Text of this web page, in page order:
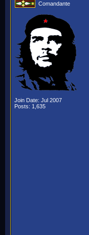
Comandante
Join Date: Jul 2007
Posts: 1,635